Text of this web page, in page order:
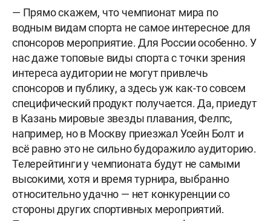
— Прямо скажем, что чемпионат мира по
водным видам спорта не самое интересное для
спонсоров мероприятие. Для России особенно. У
нас даже топовые виды спорта с точки зрения
интереса аудитории не могут привлечь
спонсоров и публику, а здесь уж как-то совсем
специфический продукт получается. Да, приедут
в Казань мировые звезды плавания, Фелпс,
например, но в Москву приезжал Усейн Болт и
всё равно это не сильно будоражило аудиторию.
Телерейтинги у чемпионата будут не самыми
высокими, хотя и время турнира, выбранно
относительно удачно — нет конкуренции со
стороны других спортивных мероприятий.